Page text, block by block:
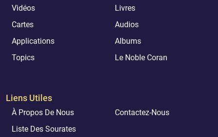
Vidéos
Livres
Cartes
Audios
Applications
Albums
Topics
Le Noble Coran
Liens Utiles
À Propos De Nous
Contactez-Nous
Liste Des Sourates